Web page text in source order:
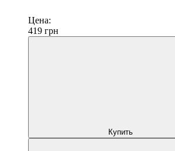
Цена:
419 грн
Купить